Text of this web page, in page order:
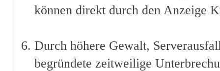
können direkt durch den Anzeige
Durch höhere Gewalt,
begründete zeitweilige